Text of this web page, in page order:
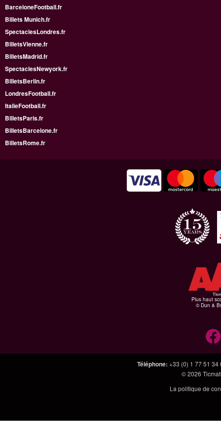
BarceloneFootball.fr
Billets Munich.fr
SpectaclesLondres.fr
BilletsVienne.fr
BilletsMadrid.fr
SpectaclesNewyork.fr
BilletsBerlin.fr
LondresFootball.fr
ItalieFootball.fr
BilletsParis.fr
BilletsBarcelone.fr
BilletsRome.fr
Plus haut
© Dun &
Téléphone: +33 (0) 1 77 51 34
© 2026
La politique de